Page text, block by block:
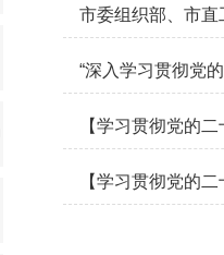
市委组织部、市
“深入学习贯彻党
【学习贯彻党的
【学习贯彻党的